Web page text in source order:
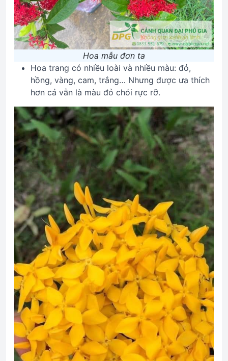
Hoa mẫu đơn ta
Hoa trang có nhiều loài và nhiều màu: đỏ,
hồng, vàng, cam, trắng… Nhưng được ưa thích
hơn cả vẫn là màu đỏ chói rực rỡ.